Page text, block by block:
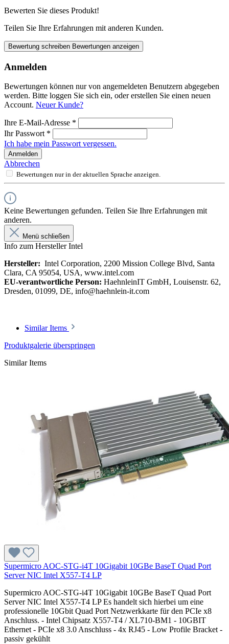
Bewerten Sie dieses Produkt!
Teilen Sie Ihre Erfahrungen mit anderen Kunden.
Bewertung schreiben Bewertungen anzeigen
Anmelden
Bewertungen können nur von angemeldeten Benutzern abgegeben
werden. Bitte loggen Sie sich ein, oder erstellen Sie einen neuen
Account. Neuer Kunde?
Ihre E-Mail-Adresse *
Ihr Passwort *
Ich habe mein Passwort vergessen.
Anmelden
Abbrechen
Bewertungen nur in der aktuellen Sprache anzeigen.
Keine Bewertungen gefunden. Teilen Sie Ihre Erfahrungen mit
anderen.
Menü schließen
Info zum Hersteller Intel
Hersteller: Intel Corporation, 2200 Mission College Blvd, Santa
Clara, CA 95054, USA, www.intel.com
EU-verantwortliche Person: HaehnleinIT GmbH, Louisenstr. 62,
Dresden, 01099, DE, info@haehnlein-it.com
Similar Items
Produktgalerie überspringen
Similar Items
Supermicro AOC-STG-i4T 10Gigabit 10GBe BaseT Quad Port
Server NIC Intel X557-T4 LP
Supermicro AOC-STG-i4T 10Gigabit 10GBe BaseT Quad Port
Server NIC Intel X557-T4 LP Es handelt sich hierbei um eine
professionelle 10Gbit Quad Port Netzwerkkarte für den PCIe x8
Anschluss. - Intel Chipsatz X557-T4 / XL710-BM1 - 10GBIT
Ethernet - PCIe x8 3.0 Anschluss - 4x RJ45 - Low Profile Bracket -
passiv gekühlt